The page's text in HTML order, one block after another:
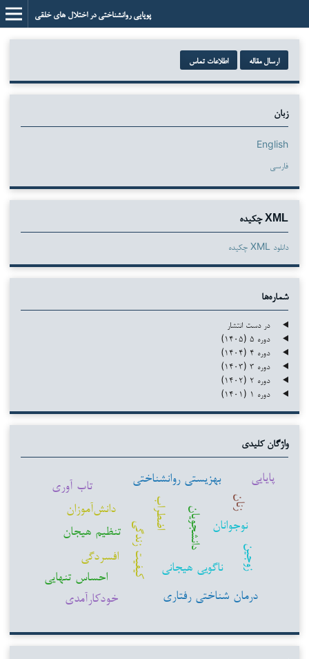
پویایی روانشناختی در اختلال های خلقی
ارسال مقاله اطلاعات تماس
زبان
English
فارسی
XML چکیده
دانلود XML چکیده
شماره‌ها
در دست انتشار
دوره ۵ (۱۴۰۵)
دوره ۴ (۱۴۰۴)
دوره ۳ (۱۴۰۳)
دوره ۲ (۱۴۰۲)
دوره ۱ (۱۴۰۱)
واژگان کلیدی
اضطراب دانشجویان کیفیت زندگی نوجوانان
افسردگی
بهزیستی روانشناختی
دانش‌آموزان
زنان
تنظیم هیجان
درمان شناختی رفتاری
ناگویی هیجانی
احساس تنهایی
زوجین
تاب آوری
خودکارآمدی
پایایی